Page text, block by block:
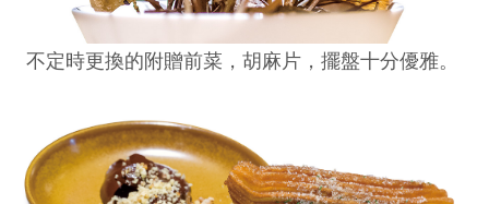
不定時更換的附贈前菜，胡麻片，擺盤十分優雅。